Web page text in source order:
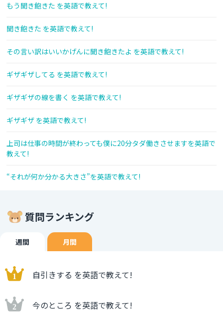
もう聞き飽きた を英語で教えて!
聞き飽きた を英語で教えて!
その言い訳はいいかげんに聞き飽きたよ を英語で教えて!
ギザギザしてる を英語で教えて!
ギザギザの線を書く を英語で教えて!
ギザギザ を英語で教えて!
上司は仕事の時間が終わっても僕に20分タダ働きさせますを英語で
教えて!
“それが何か分かる大きさ”を英語で教えて!
質問ランキング
週間 月間
自引きする を英語で教えて!
今のところ を英語で教えて!